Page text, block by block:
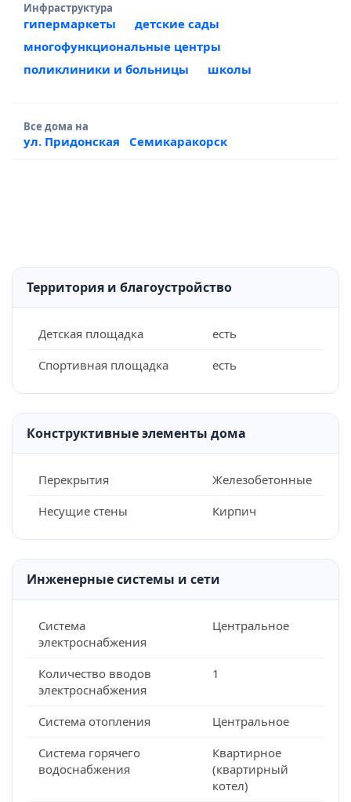
Инфраструктура
гипермаркеты
детские сады
многофункциональные центры
поликлиники и больницы
школы
Все дома на
ул. Придонская Семикаракорск
Территория и благоустройство
Детская площадка
есть
Спортивная площадка
есть
Конструктивные элементы дома
Перекрытия
Железобетонные
Несущие стены
Кирпич
Инженерные системы и сети
Система
электроснабжения
Центральное
Количество вводов
электроснабжения
1
Система отопления
Центральное
Система горячего
водоснабжения
Квартирное
(квартирный
котел)